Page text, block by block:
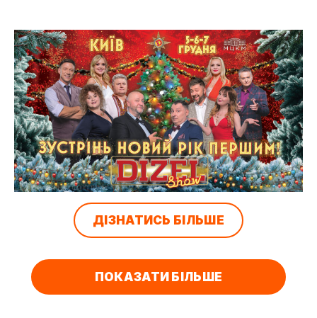
ДІЗНАТИСЬ БІЛЬШЕ
ПОКАЗАТИ БІЛЬШЕ